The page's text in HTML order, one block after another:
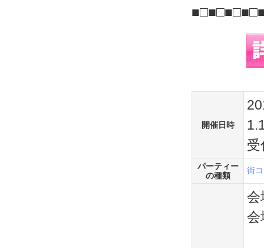
開催日時
受
パーティー
の種類
街
会